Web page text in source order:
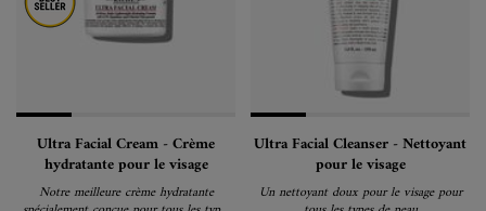
Ultra Facial Cream - Crème
hydratante pour le visage
Notre meilleure crème hydratante
Ultra Facial Cleanser - Nettoyant
pour le visage
Un nettoyant doux pour le visage pour